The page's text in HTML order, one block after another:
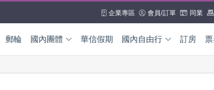
企業專區 會員/訂單 同業
郵輪 國內團體
澎湖 金門 馬祖
華信假期 國內自由行
華信假期
訂房
國內外票券
國內